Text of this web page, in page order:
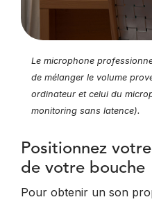
Le microphone
de mélanger le volume
ordinateur et celui du
monitoring sans latence).
Positionnez
de votre bouche
Pour obtenir un son